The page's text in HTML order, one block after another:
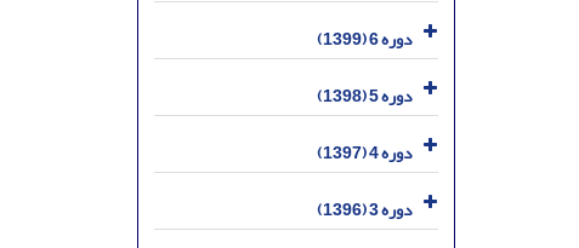
دوره 6 (1399)
دوره 5 (1398)
دوره 4 (1397)
دوره 3 (1396)